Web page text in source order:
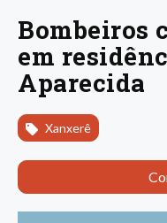
Bombeiros
em
Aparecida
Xanxerê